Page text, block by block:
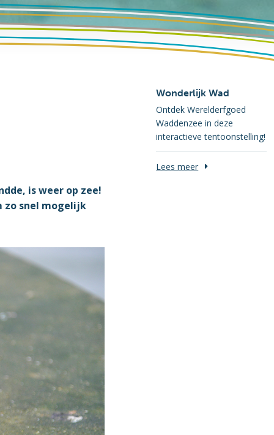
is weer op zee!
zo snel mogelijk
Wonderlijk Wad
Ontdek Werelderfgoed
Waddenzee in deze
interactieve tentoonstelling!
Lees meer